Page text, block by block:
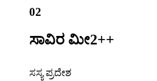
02
ಸಾವಿರ ಮೀ2++
ಸಸ್ಯ ಪ್ರದೇಶ